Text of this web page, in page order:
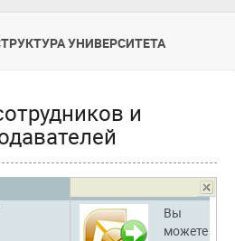
УНИВЕРСИТЕТА
и
Вы
можете